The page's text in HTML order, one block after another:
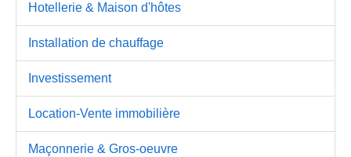
Hotellerie & Maison d'hôtes
Installation de chauffage
Investissement
Location-Vente immobilière
Maçonnerie & Gros-oeuvre